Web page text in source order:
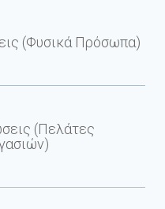
(Φυσικά Πρόσωπα)
(Πελάτες